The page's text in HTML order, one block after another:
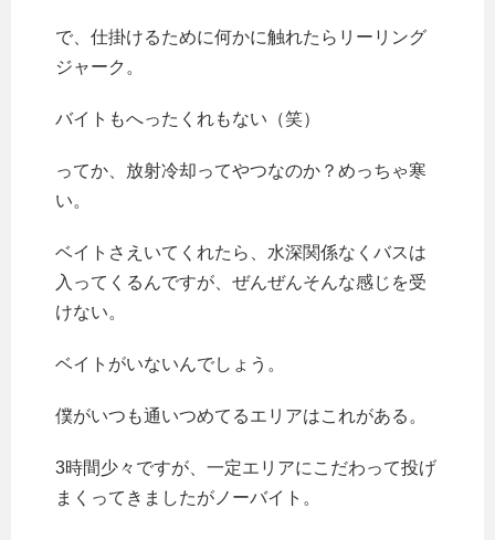
で、仕掛けるために何かに触れたらリーリング
ジャーク。
バイトもへったくれもない（笑）
ってか、放射冷却ってやつなのか？めっちゃ寒
い。
ベイトさえいてくれたら、水深関係なくバスは
入ってくるんですが、ぜんぜんそんな感じを受
けない。
ベイトがいないんでしょう。
僕がいつも通いつめてるエリアはこれがある。
3時間少々ですが、一定エリアにこだわって投げ
まくってきましたがノーバイト。